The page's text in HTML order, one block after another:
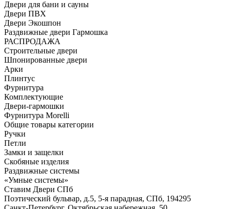
Двери для бани и сауны
Двери ПВХ
Двери Экошпон
Раздвижные двери Гармошка
РАСПРОДАЖА
Строительные двери
Шпонированные двери
Арки
Плинтус
Фурнитура
Комплектующие
Двери-гармошки
Фурнитура Morelli
Общие товары категории
Ручки
Петли
Замки и защелки
Скобяные изделия
Раздвижные системы
«Умные системы»
Ставим Двери СПб
Поэтический бульвар, д.5, 5-я парадная, СПб, 194295